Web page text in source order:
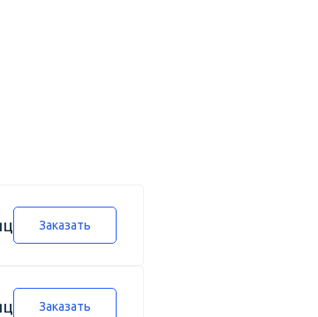
Заказать
Заказать